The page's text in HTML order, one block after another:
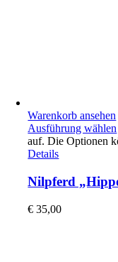
Warenkorb ansehen
Ausführung wählen
auf. Die Optionen
Details
Nilpferd
€ 35,00